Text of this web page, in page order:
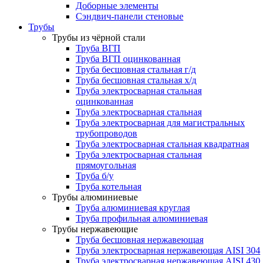
Доборные элементы
Сэндвич-панели стеновые
Трубы
Трубы из чёрной стали
Труба ВГП
Труба ВГП оцинкованная
Труба бесшовная стальная г/д
Труба бесшовная стальная х/д
Труба электросварная стальная
оцинкованная
Труба электросварная стальная
Труба электросварная для магистральных
трубопроводов
Труба электросварная стальная квадратная
Труба электросварная стальная
прямоугольная
Труба б/у
Труба котельная
Трубы алюминиевые
Труба алюминиевая круглая
Труба профильная алюминиевая
Трубы нержавеющие
Труба бесшовная нержавеющая
Труба электросварная нержавеющая AISI 304
Труба электросварная нержавеющая AISI 430